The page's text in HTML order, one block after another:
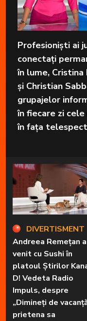
Profesioniști ai
conectați
în lume, Cristina
și Christian
grupajelor
în fiecare zi
în fața
DIVERTISMENT
Andreea Remețan a
venit cu Sushi în
platoul Știrilor
D! Vedeta Radio
Impuls, despre
„Dimineți de
prietena sa